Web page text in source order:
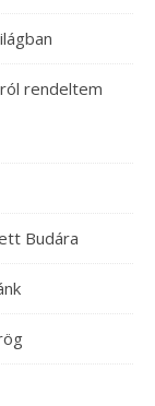
rendeltem
Budára